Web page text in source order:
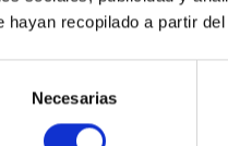
hayan recopilado a partir
Necesarias